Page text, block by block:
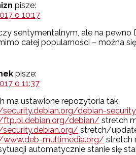
pisze:
o 10:17
sentymentalnym, ale na pewno
całej popularności – można
pisze:
o 11:37
ma ustawione repozytoria tak:
debian-security
debian/ stretch
stretch/
multimedia.org/ stretch
automatycznie stanie się